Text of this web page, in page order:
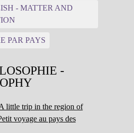
- MATTER AND
PAR PAYS
-
little trip in the region of
voyage au pays des